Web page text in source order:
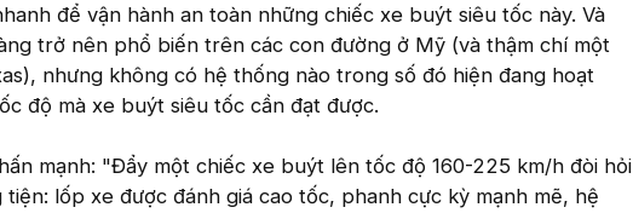
để vận hành an toàn những chiếc xe buýt siêu tốc này. Và
trở nên phổ biến trên các con đường ở Mỹ (và thậm chí một
nhưng không có hệ thống nào trong số đó hiện đang hoạt
độ mà xe buýt siêu tốc cần đạt được.
mạnh: "Đẩy một chiếc xe buýt lên tốc độ 160-225 km/h đòi hỏi
lốp xe được đánh giá cao tốc, phanh cực kỳ mạnh mẽ, hệ